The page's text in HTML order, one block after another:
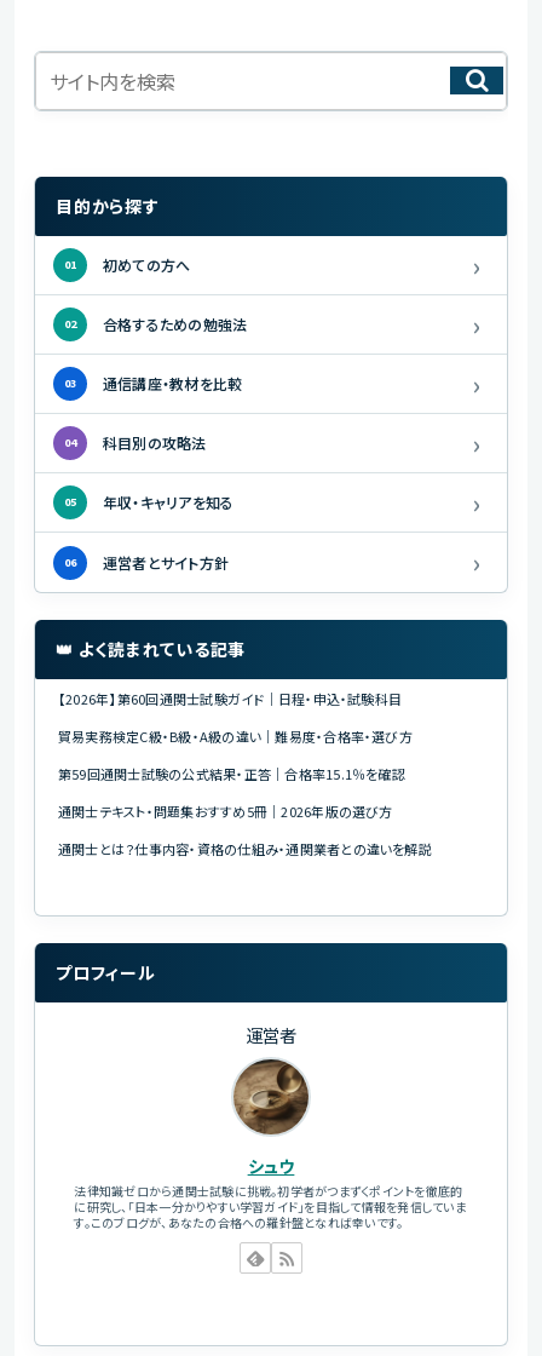
プロフィール
運営者
シュウ
法律知識ゼロから通関士試験に挑戦。初学者がつまずくポイントを徹底的
に研究し、「日本一分かりやすい学習ガイド」を目指して情報を発信していま
す。このブログが、あなたの合格への羅針盤となれば幸いです。
👑 よく読まれている記事
【2026年】第60回通関士試験ガイド｜日程・申込・試験科目
貿易実務検定C級・B級・A級の違い｜難易度・合格率・選び方
第59回通関士試験の公式結果・正答｜合格率15.1％を確認
通関士テキスト・問題集おすすめ5冊｜2026年版の選び方
通関士とは？仕事内容・資格の仕組み・通関業者との違いを解説
目的から探す
01 初めての方へ ›
02 合格するための勉強法 ›
03 通信講座・教材を比較 ›
04 科目別の攻略法 ›
05 年収・キャリアを知る ›
06 運営者とサイト方針 ›